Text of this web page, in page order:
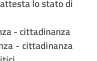
lo stato di
- cittadinanza
- cittadinanza